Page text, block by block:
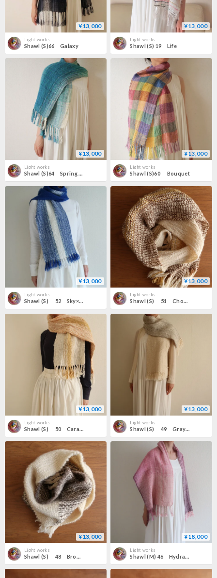
¥13,000
Light works
Shawl (S)66 Galaxy
¥13,000
Light works
Shawl (S) 19 Life
¥13,000
Light works
Shawl (S)64 Spring Water
¥13,000
Light works
Shawl (S)60 Bouquet
¥13,000
Light works
Shawl (S) 52 Sky×Snow
¥13,000
Light works
Shawl (S) 51 Chocolate×Milk
¥13,000
Light works
¥13,000
Light works
¥13,000
Light works
Shawl (S) 48 Brown×White
¥18,000
Light works
Shawl (M) 46 Hydrangea